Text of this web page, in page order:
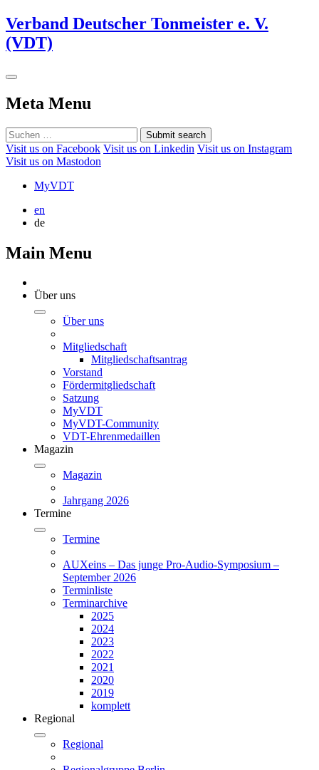
Verband Deutscher Tonmeister e. V.
(VDT)
Meta Menu
Submit search
Visit us on Facebook Visit us on Linkedin Visit us on Instagram
Visit us on Mastodon
MyVDT
en
de
Main Menu
Über uns
Über uns
Mitgliedschaft
Mitgliedschaftsantrag
Vorstand
Fördermitgliedschaft
Satzung
MyVDT
MyVDT-Community
VDT-Ehrenmedaillen
Magazin
Magazin
Jahrgang 2026
Termine
Termine
AUXeins – Das junge Pro-Audio-Symposium –
September 2026
Terminliste
Terminarchive
2025
2024
2023
2022
2021
2020
2019
komplett
Regional
Regional